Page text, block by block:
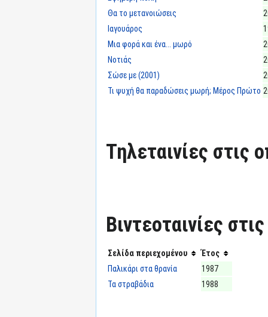
Θα το μετανοιώσεις
Ιαγουάρος
Μια φορά και ένα... μωρό
Νοτιάς
Σώσε με (2001)
Τι ψυχή θα παραδώσεις μωρή; Μέρος Πρώτο
Τηλεταινίες στις
Βιντεοταινίες
Σελίδα περιεχομένου
Έτος
Παλικάρι στα θρανία
1987
Τα στραβάδια
1988